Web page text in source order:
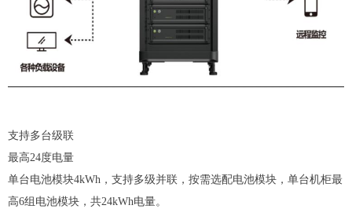
支持多台级联
最高24度电量
单台电池模块4kWh，支持多级并联，按需选配电池模块，单台机柜最
高6组电池模块，共24kWh电量。